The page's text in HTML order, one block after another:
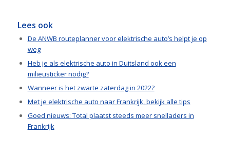
Lees ook
De ANWB routeplanner voor elektrische auto’s helpt je op
weg
Heb je als elektrische auto in Duitsland ook een
milieusticker nodig?
Wanneer is het zwarte zaterdag in 2022?
Met je elektrische auto naar Frankrijk, bekijk alle tips
Goed nieuws: Total plaatst steeds meer snelladers in
Frankrijk